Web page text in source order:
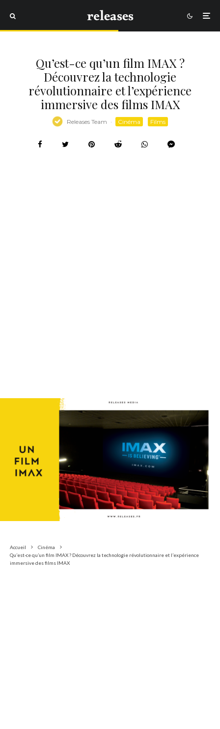
Qu’est-ce qu’un film IMAX ?
Découvrez la technologie
révolutionnaire et l’expérience
immersive des films IMAX
Releases Team · Cinéma Films
Accueil
Cinéma
Qu’est-ce qu’un film IMAX ? Découvrez la technologie révolutionnaire et l’expérience
immersive des films IMAX